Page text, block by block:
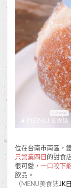
位在台南市南區，
只營業四日的甜食
很可愛， 一口咬下
飲品。
（MENU美食誌